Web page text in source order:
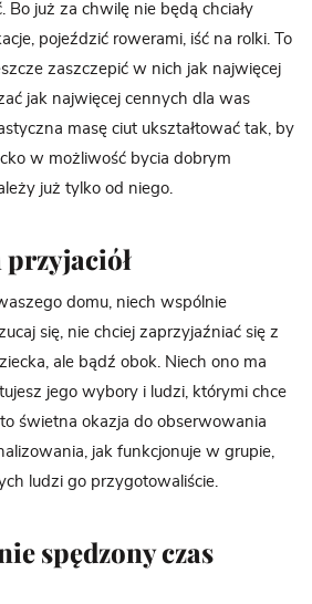
Bo już za chwilę nie będą chciały
pojeździć rowerami, iść na rolki. To
zaszczepić w nich jak najwięcej
jak najwięcej cennych dla was
masę ciut ukształtować tak, by
w możliwość bycia dobrym
już tylko od niego.
domu, niech wspólnie
się, nie chciej zaprzyjaźniać się z
ale bądź obok. Niech ono ma
jego wybory i ludzi, którymi chce
świetna okazja do obserwowania
jak funkcjonuje w grupie,
ludzi go przygotowaliście.
spędzony czas